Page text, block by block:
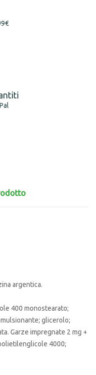
argentica.
400 monostearato;
glicerolo;
Garze impregnate 2 mg +
4000;